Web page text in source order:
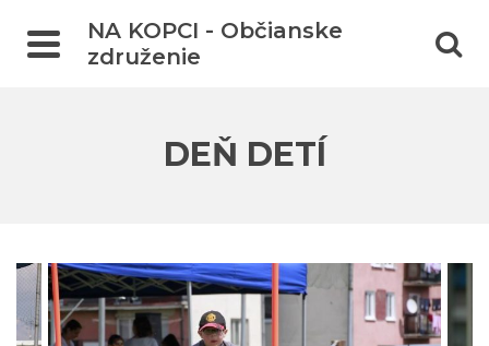
NA KOPCI - Občianske
združenie
DEŇ DETÍ